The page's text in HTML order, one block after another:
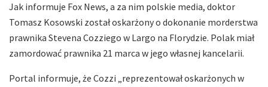
Jak informuje Fox News, a za nim polskie media, doktor
Tomasz Kosowski został oskarżony o dokonanie morderstwa
prawnika Stevena Cozziego w Largo na Florydzie. Polak miał
zamordować prawnika 21 marca w jego własnej kancelarii.
Portal informuje, że Cozzi „reprezentował oskarżonych w